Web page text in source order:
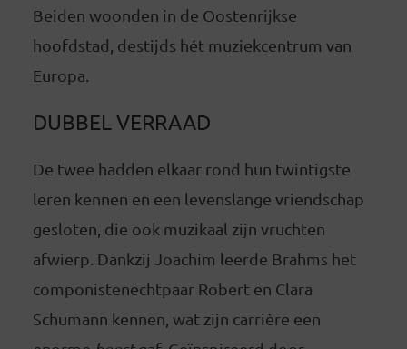
Beiden woonden in de Oostenrijkse
hoofdstad, destijds hét muziekcentrum van
Europa.
DUBBEL VERRAAD
De twee hadden elkaar rond hun twintigste
leren kennen en een levenslange vriendschap
gesloten, die ook muzikaal zijn vruchten
afwierp. Dankzij Joachim leerde Brahms het
componistenechtpaar Robert en Clara
Schumann kennen, wat zijn carrière een